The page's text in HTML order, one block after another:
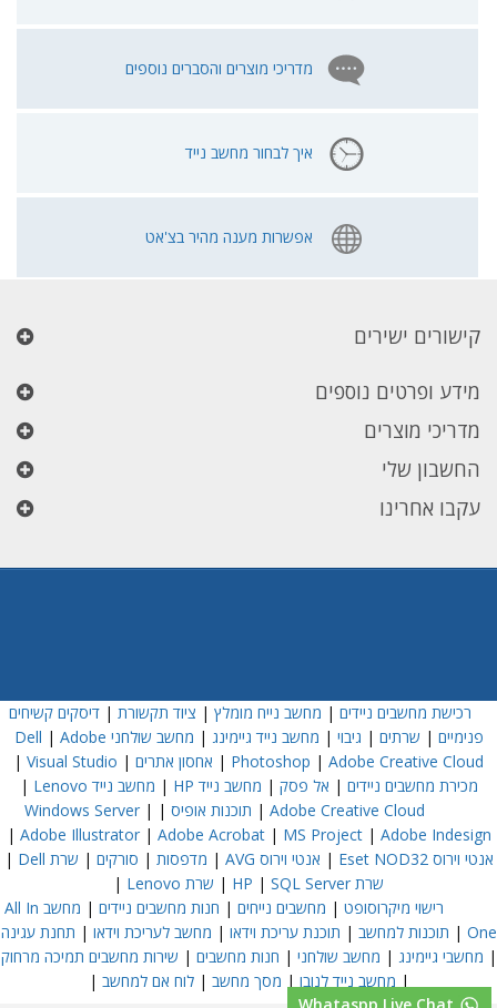
מדריכי מוצרים והסברים נוספים
איך לבחור מחשב נייד
אפשרות מענה מהיר בצ'אט
קישורים ישירים
מידע ופרטים נוספים
מדריכי מוצרים
החשבון שלי
עקבו אחרינו
רכישת מחשבים ניידים | מחשב נייח מומלץ | ציוד תקשורת |דיסקים קשיחים
פנימיים | שרתים | גיבוי | מחשב נייד גיימינג | מחשב שולחני Dell | Adobe
Photoshop | Adobe Creative Cloud
| אחסון אתרים |
Visual Studio
|
מכירת מחשבים ניידים | אל פסק | מחשב נייד HP | מחשב נייד Lenovo
|
Adobe Creative Cloud
| תוכנות אופיס |
Windows Server|
Adobe Illustrator| Adobe Acrobat| MS Project| Adobe Indesign
|
אנטי וירוס Eset NOD32
| אנטי וירוס AVG | מדפסות | סורקים | שרת Dell
|
שרת HP
| SQL Server
| שרת Lenovo
|
רישוי מיקרוסופט | מחשבים נייחים | חנות מחשבים ניידים |
מחשב All In
One
| תוכנות למחשב | תוכנת עריכת וידאו | מחשב לעריכת וידאו | תחנת עגינה
| מחשבי גיימינג | מחשב שולחני | חנות מחשבים | שירות מחשבים תמיכה מרחוק
| מחשב נייד לנובו | מסך מחשב |לוח אם למחשב |